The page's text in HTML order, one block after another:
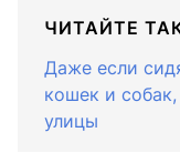
ЧИТАЙТЕ
Даже если
кошек и
улицы